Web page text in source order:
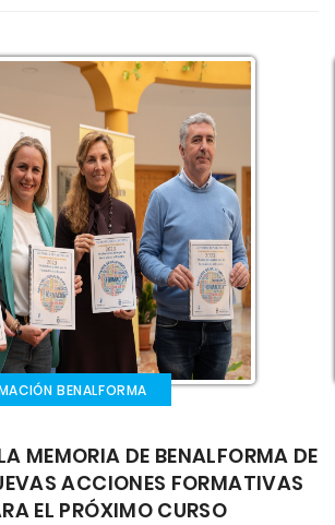
CENTRO DE FORMACIÓN BENALFORMA
EL ALCALDE DESTACA LAS
FORMATIVAS PREVISTAS EN
PARA EL PRÓXIMO AÑO Y